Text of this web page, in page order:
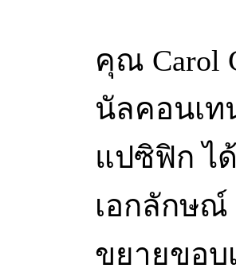
คุณ Carol
นัลคอนเท
แปซิฟิก ไ
เอกลักษณ์
ขยายขอบ